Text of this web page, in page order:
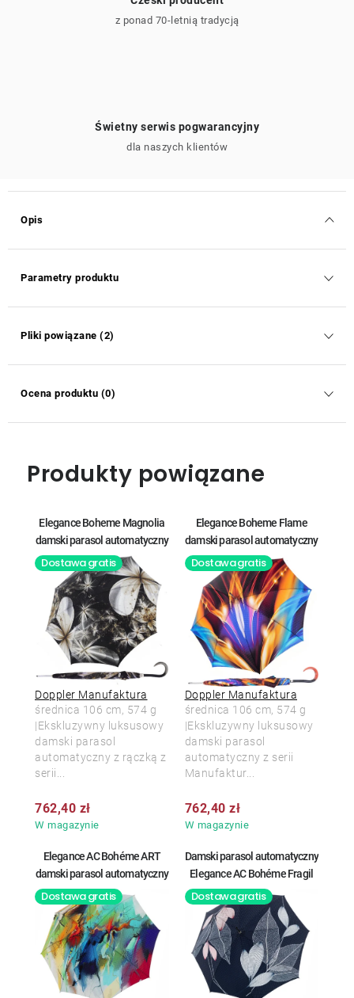
z ponad 70-letnią tradycją
Świetny serwis pogwarancyjny
dla naszych klientów
Opis
Parametry produktu
Pliki powiązane (2)
Ocena produktu (0)
Produkty powiązane
Elegance Boheme Magnolia
damski parasol automatyczny
Dostawa gratis
Doppler Manufaktura
W magazynie
762,40 zł
średnica 106 cm, 574 g
|Ekskluzywny luksusowy
damski parasol
automatyczny z rączką z
serii...
Elegance Boheme Flame
damski parasol automatyczny
Dostawa gratis
Doppler Manufaktura
W magazynie
762,40 zł
średnica 106 cm, 574 g
|Ekskluzywny luksusowy
damski parasol
automatyczny z serii
Manufaktur...
Elegance AC Bohéme ART
damski parasol automatyczny
Dostawa gratis
Damski parasol automatyczny
Elegance AC Bohéme Fragil
Dostawa gratis